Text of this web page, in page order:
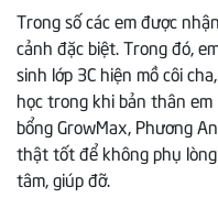
Trong số các em được
cảnh đặc biệt. Trong đó,
sinh lớp 3C hiện mồ côi
học trong khi bản thân em
bổng GrowMax, Phương
thật tốt để không phụ
tâm, giúp đỡ.